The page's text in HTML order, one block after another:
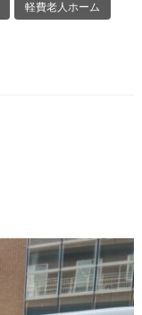
軽費老人ホーム